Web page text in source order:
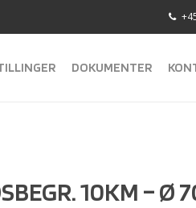
DOKUMENTER
10KM – Ø